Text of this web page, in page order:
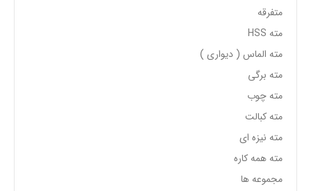
متفرقه
مته HSS
مته الماس ( دیواری )
مته برگی
مته چوب
مته کبالت
مته نیزه ای
مته همه کاره
مجموعه ها